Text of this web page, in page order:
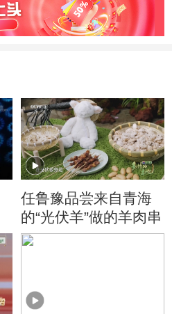
任鲁豫品尝来自青海
的“光伏羊”做的羊肉串